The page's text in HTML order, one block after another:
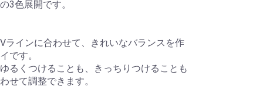
3色展開です。
ラインに合わせて、きれいなバランスを作
です。
るくつけることも、きっちりつけることも
せて調整できます。